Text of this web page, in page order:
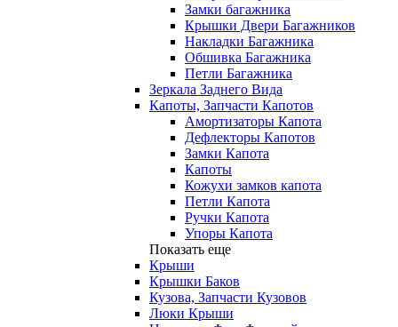
Замки багажника
Крышки Двери Багажников
Накладки Багажника
Обшивка Багажника
Петли Багажника
Зеркала Заднего Вида
Капоты, Запчасти Капотов
Амортизаторы Капота
Дефлекторы Капотов
Замки Капота
Капоты
Кожухи замков капота
Петли Капота
Ручки Капота
Упоры Капота
Показать еще
Крыши
Крышки Баков
Кузова, Запчасти Кузовов
Люки Крыши